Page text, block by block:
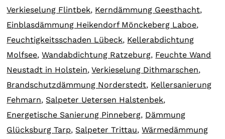
Verkieselung Flintbek, Kerndämmung Geesthacht,
Einblasdämmung Heikendorf Mönckeberg Laboe,
Feuchtigkeitsschaden Lübeck, Kellerabdichtung
Molfsee,Wandabdichtung Ratzeburg, Feuchte Wand
Neustadt in Holstein,Verkieselung Dithmarschen,
Brandschutzdämmung Norderstedt, Kellersanierung
Fehmarn, Salpeter Uetersen Halstenbek,
Energetische Sanierung Pinneberg, Dämmung
Glücksburg Tarp, Salpeter Trittau,Wärmedämmung